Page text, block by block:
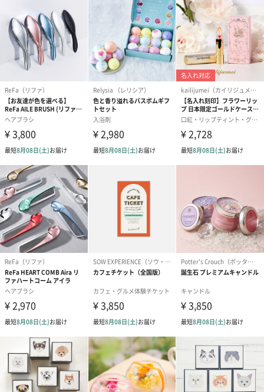
結婚祝い（御結婚御
祝）（110円）
出産祝い（御出産御
祝）（110円）
内祝い_蝶結
（110円）
結婚祝いちょい足しギフト
結婚祝いギフトへの＋αにおすすめです。新生活を彩るギフトオプ
ションをご用意いたしました。
商品と同梱してお届けいたします。
ブライダルロリポップ
ドレス（いちご味)
（1,122円）
ブライダルロリポップ
（1,122円）
夫婦箸と箸置
生花のブーケを同梱します。
※9-15時にご注文いただく場合、最短のお届け可能日が通常より
も1日遅くなります。